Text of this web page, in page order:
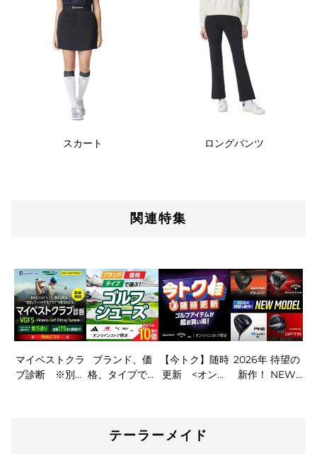
スカート ロングパンツ
関連特集
マイベストクラ
ブ診断 ※別の
ブランド、価
格、タイプで選
【今トク】随時
更新 <オンラ
2026年 待望の
新作！ NEW
テーラーメイド